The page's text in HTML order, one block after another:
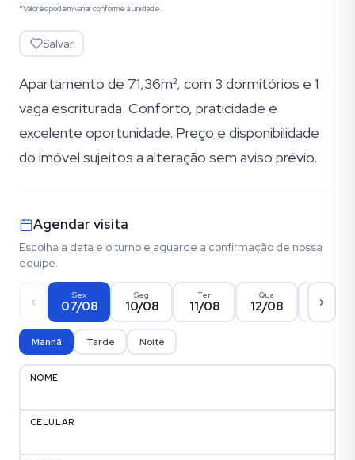
*Valores podem variar conforme a unidade.
Salvar
Apartamento de 71,36m², com 3 dormitórios e 1
vaga escriturada. Conforto, praticidade e
excelente oportunidade. Preço e disponibilidade
do imóvel sujeitos a alteração sem aviso prévio.
Agendar visita
Escolha a data e o turno e aguarde a confirmação de nossa
equipe.
Sex
07/08
Seg
10/08
Ter
11/08
Qua
12/08 13/08
Manhã Tarde Noite
NOME
CELULAR